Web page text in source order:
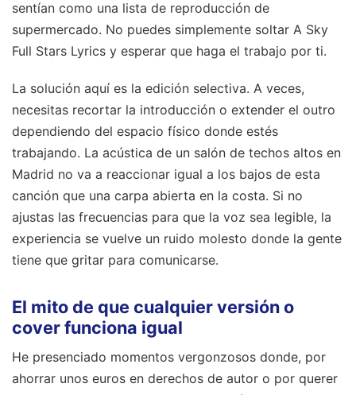
sentían como una lista de reproducción de
supermercado. No puedes simplemente soltar A Sky
Full Stars Lyrics y esperar que haga el trabajo por ti.
La solución aquí es la edición selectiva. A veces,
necesitas recortar la introducción o extender el outro
dependiendo del espacio físico donde estés
trabajando. La acústica de un salón de techos altos en
Madrid no va a reaccionar igual a los bajos de esta
canción que una carpa abierta en la costa. Si no
ajustas las frecuencias para que la voz sea legible, la
experiencia se vuelve un ruido molesto donde la gente
tiene que gritar para comunicarse.
El mito de que cualquier versión o
cover funciona igual
He presenciado momentos vergonzosos donde, por
ahorrar unos euros en derechos de autor o por querer